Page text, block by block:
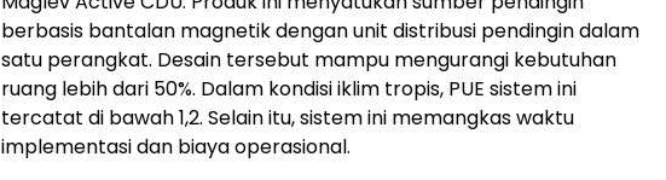
berbasis bantalan magnetik dengan unit distribusi pendingin dalam
satu perangkat. Desain tersebut mampu mengurangi kebutuhan
ruang lebih dari 50%. Dalam kondisi iklim tropis, PUE sistem ini
tercatat di bawah 1,2. Selain itu, sistem ini memangkas waktu
implementasi dan biaya operasional.